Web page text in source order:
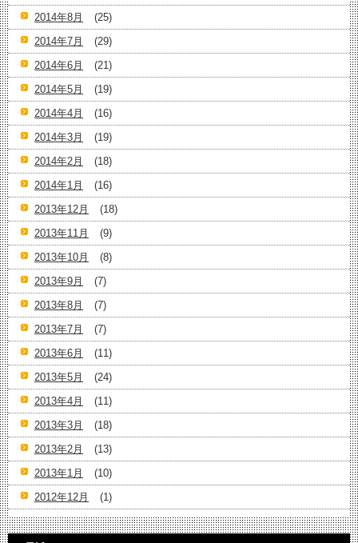
2014年8月
(25)
2014年7月
(29)
2014年6月
(21)
2014年5月
(19)
2014年4月
(16)
2014年3月
(19)
2014年2月
(18)
2014年1月
(16)
2013年12月
(18)
2013年11月
(9)
2013年10月
(8)
2013年9月
(7)
2013年8月
(7)
2013年7月
(7)
2013年6月
(11)
2013年5月
(24)
2013年4月
(11)
2013年3月
(18)
2013年2月
(13)
2013年1月
(10)
2012年12月
(1)